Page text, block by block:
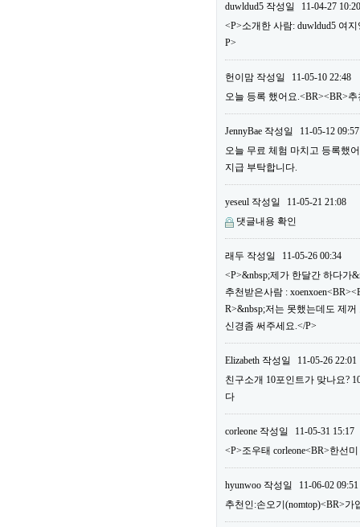
duwldud5 작성일
11-04-27 10:20
<P>소개한 사람: duwldud5 여
P>
헌이맘 작성일
11-05-10 22:48
오늘 등록 했어요.<BR><BR>
JennyBae 작성일
11-05-12 09:57
오늘 무료 체험 마치고 등록했
지급 부탁합니다.
yeseul 작성일
11-05-21 21:08
댓글내용 확인
래두 작성일
11-05-26 00:34
<P>&nbsp;제가 한달간 하다가
추천받은사람 :
R>&nbsp;저는 못했는데도 제
신경좀 써주세요.</P>
Elizabeth 작성일
11-05-26 22:01
친구소개 10포인트가 맞나요?
다
corleone 작성일
11-05-31 15:17
<P>조우태 corleone<BR>한선
hyunwoo 작성일
11-06-02 09:51
추천인:손오기(nomtop)<BR>